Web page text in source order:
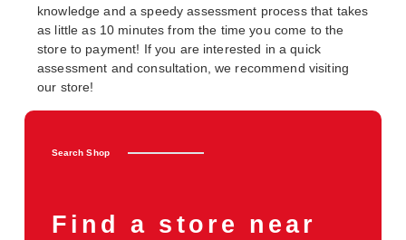
knowledge and a speedy assessment process that takes
as little as 10 minutes from the time you come to the
store to payment! If you are interested in a quick
assessment and consultation, we recommend visiting
our store!
Search Shop
Find a store near